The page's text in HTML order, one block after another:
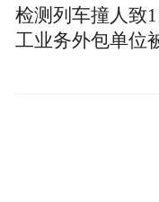
检测列车撞人致
工业务外包单位